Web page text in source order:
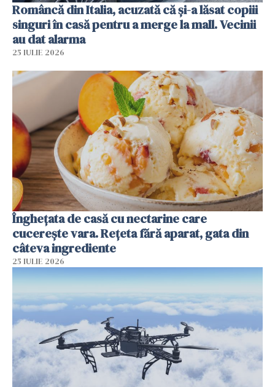
Româncă din Italia, acuzată că și-a lăsat copiii
singuri în casă pentru a merge la mall. Vecinii
au dat alarma
25 IULIE 2026
Înghețata de casă cu nectarine care
cucerește vara. Rețeta fără aparat, gata din
câteva ingrediente
25 IULIE 2026